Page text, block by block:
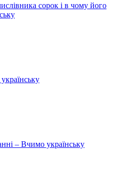
сорок і в чому його
– Вчимо українську